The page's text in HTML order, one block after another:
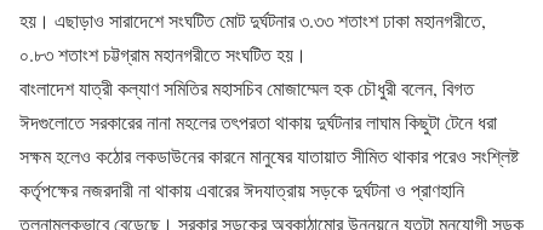
হয়। এছাড়াও সারাদেশে সংঘটিত মোট দুর্ঘটনার ৩.৩৩ শতাংশ ঢাকা মহানগরীতে,
০.৮৩ শতাংশ চট্টগ্রাম মহানগরীতে সংঘটিত হয়।
বাংলাদেশ যাত্রী কল্যাণ সমিতির মহাসচিব মোজাম্মেল হক চৌধুরী বলেন, বিগত
ঈদগুলোতে সরকারের নানা মহলের তৎপরতা থাকায় দুর্ঘটনার লাঘাম কিছুটা টেনে ধরা
সক্ষম হলেও কঠোর লকডাউনের কারনে মানুষের যাতায়াত সীমিত থাকার পরেও সংশ্লিষ্ট
কর্তৃপক্ষের নজরদারী না থাকায় এবারের ঈদযাত্রায় সড়কে দুর্ঘটনা ও প্রাণহানি
তুলনামূলকভাবে বেড়েছে। সরকার সড়কের অবকাঠামোর উন্নয়নে যতটা মনযোগী সড়ক